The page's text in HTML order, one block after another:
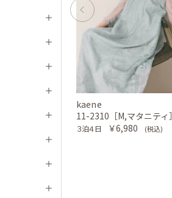
kaene
11-2310［M,マタニティ］
３泊４日 ￥6,980 (税込)